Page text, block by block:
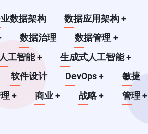
数据架构 数据应用架构+
数据治理 数据管理+
人工智能+ 生成式人工智能+
软件设计 DevOps+ 敏捷
理+ 商业+ 战略+ 管理+